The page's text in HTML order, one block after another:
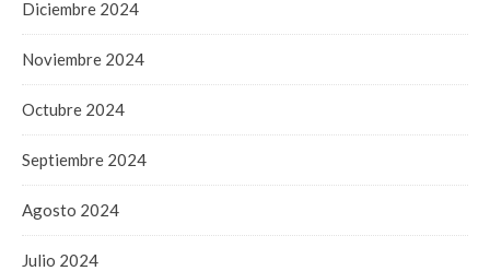
Diciembre 2024
Noviembre 2024
Octubre 2024
Septiembre 2024
Agosto 2024
Julio 2024